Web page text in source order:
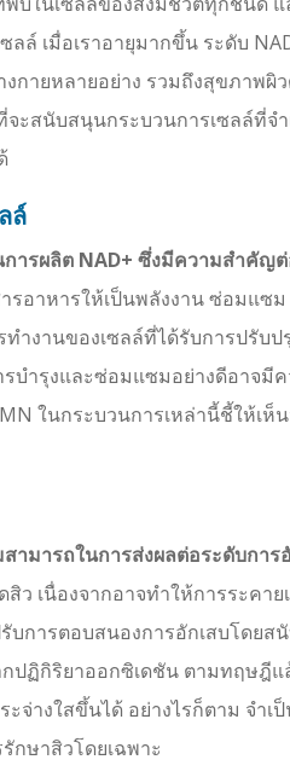
เมื่อเราอายุมากขึ้น ระดับ
กายหลายอย่าง รวมถึงสุขภาพผิ
ะสนับสนุนกระบวนการเซลล์ที่จ
ล์
ารผลิต NAD+ ซึ่งมีความสำคัญ
รอาหารให้เป็นพลังงาน ซ่อมแซ
ำงานของเซลล์ที่ได้รับการปรับป
บำรุงและซ่อมแซมอย่างดีอาจมี
ในกระบวนการเหล่านี้ชี้ให้เห็
ามารถในการส่งผลต่อระดับการ
ว เนื่องจากอาจทำให้การระคาย
บการตอบสนองการอักเสบโดยส
ปฏิกิริยาออกซิเดชัน ตามทฤษฎีแ
างใสขึ้นได้ อย่างไรก็ตาม จำเ
กษาสิวโดยเฉพาะ